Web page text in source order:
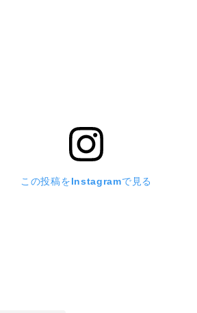
この投稿をInstagramで見る